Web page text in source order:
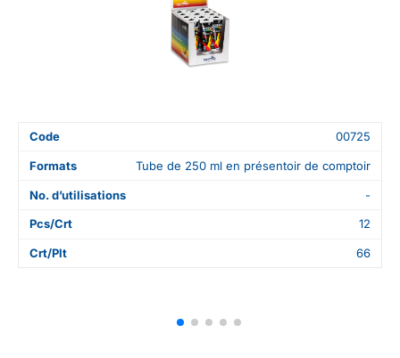
Code 00725
Formats Tube de 250 ml en présentoir de comptoir
No. d’utilisations -
Pcs/Crt 12
Crt/Plt 66